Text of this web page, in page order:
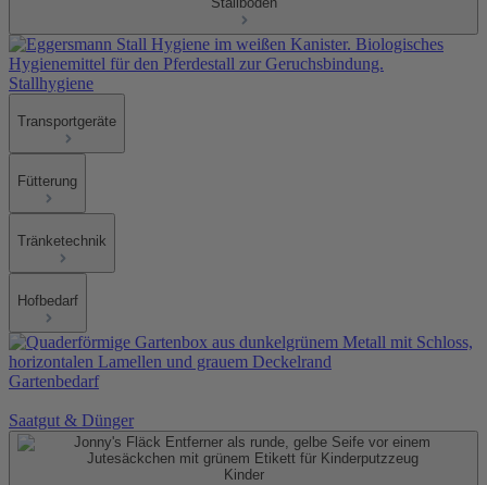
Stallhygiene
Transportgeräte
Fütterung
Tränketechnik
Hofbedarf
Gartenbedarf
Saatgut & Dünger
Kinder